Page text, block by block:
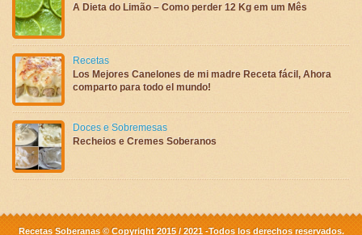
A Dieta do Limão – Como perder 12 Kg em um Mês
Recetas
Los Mejores Canelones de mi madre Receta fácil, Ahora
comparto para todo el mundo!
Doces e Sobremesas
Recheios e Cremes Soberanos
Recetas Soberanas © Copyright 2015 / 2021 -Todos los derechos reservados.